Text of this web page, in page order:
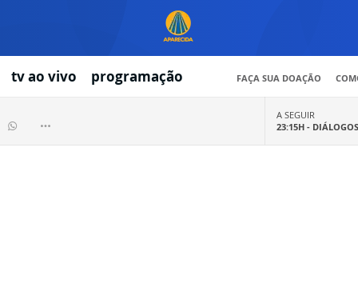
tv ao vivo programação FAÇA SUA DOAÇÃO
A SEGUIR
23:15H - DIÁLOGOS